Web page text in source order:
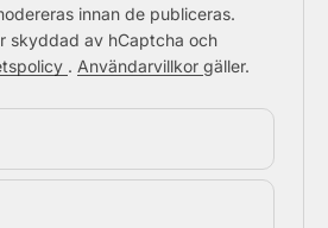
innan de publiceras.
skyddad av hCaptcha och
. Användarvillkor gäller.